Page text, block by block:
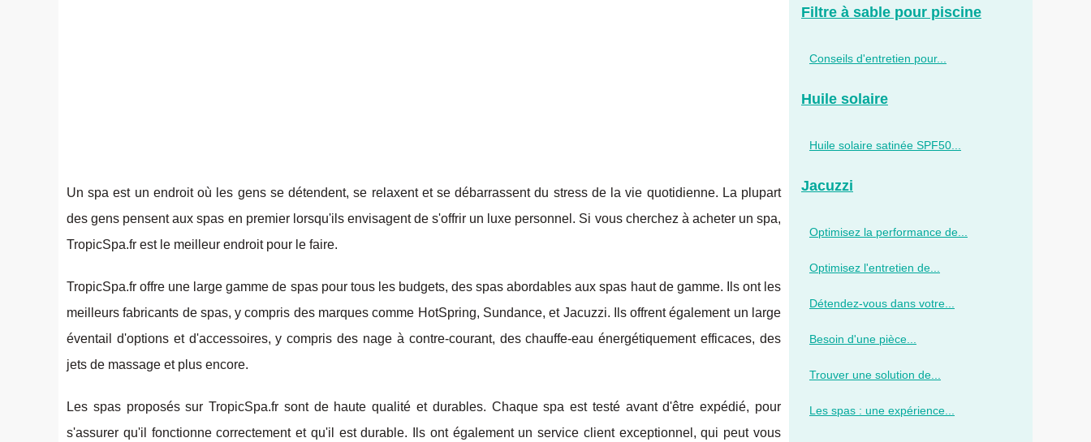
Un spa est un endroit où les gens se détendent, se relaxent et se débarrassent du stress de la vie quotidienne. La plupart
des gens pensent aux spas en premier lorsqu'ils envisagent de s'offrir un luxe personnel. Si vous cherchez à acheter un spa,
TropicSpa.fr est le meilleur endroit pour le faire.
TropicSpa.fr offre une large gamme de spas pour tous les budgets, des spas abordables aux spas haut de gamme. Ils ont les
meilleurs fabricants de spas, y compris des marques comme HotSpring, Sundance, et Jacuzzi. Ils offrent également un large
éventail d'options et d'accessoires, y compris des nage à contre-courant, des chauffe-eau énergétiquement efficaces, des
jets de massage et plus encore.
Les spas proposés sur TropicSpa.fr sont de haute qualité et durables. Chaque spa est testé avant d'être expédié, pour
s'assurer qu'il fonctionne correctement et qu'il est durable. Ils ont également un service client exceptionnel, qui peut vous
Filtre à sable pour piscine
Conseils d'entretien pour...
Huile solaire
Huile solaire satinée SPF50...
Jacuzzi
Optimisez la performance de...
Optimisez l'entretien de...
Détendez-vous dans votre...
Besoin d'une pièce...
Trouver une solution de...
Les spas : une expérience...